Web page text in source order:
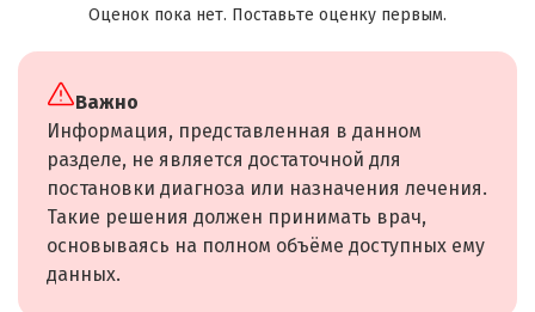
Оценок пока нет. Поставьте оценку первым.
Важно
Информация, представленная в данном
разделе, не является достаточной для
постановки диагноза или назначения лечения.
Такие решения должен принимать врач,
основываясь на полном объёме доступных ему
данных.